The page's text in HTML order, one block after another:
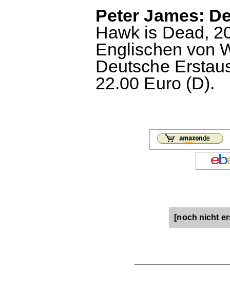
Peter James:
Hawk is Dead,
Englischen von
Deutsche
22.00 Euro (D).
[noch nicht